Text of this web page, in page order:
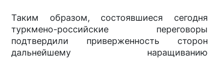
Таким образом, состоявшиеся сегодня
туркмено-российские переговоры
подтвердили приверженность сторон
дальнейшему наращиванию